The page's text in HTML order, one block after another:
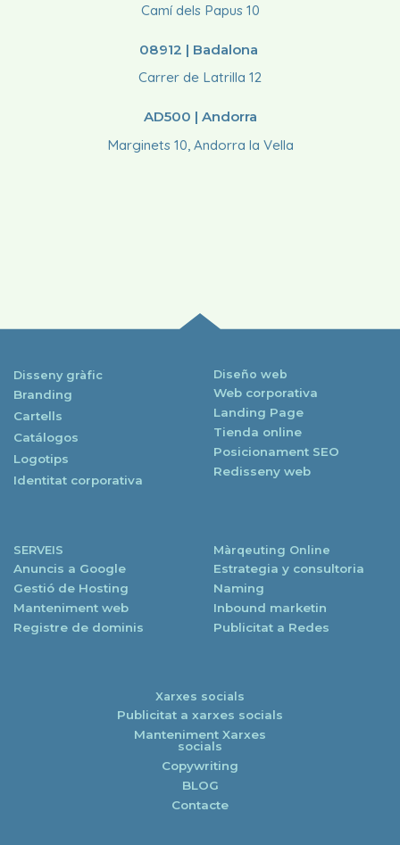
Camí dels Papus 10
08912 | Badalona
Carrer de Latrilla 12
AD500 | Andorra
Marginets 10, Andorra la Vella
Disseny gràfic
Branding
Cartells
Catálogos
Logotips
Identitat corporativa
Diseño web
Web corporativa
Landing Page
Tienda online
Posicionament SEO
Redisseny web
SERVEIS
Anuncis a Google
Gestió de Hosting
Manteniment web
Registre de dominis
Màrqeuting Online
Estrategia y consultoria
Naming
Inbound marketin
Publicitat a Redes
Xarxes socials
Publicitat a xarxes socials
Manteniment Xarxes
socials
Copywriting
BLOG
Contacte